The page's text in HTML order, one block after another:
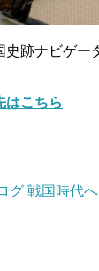
史跡ナビゲー
はこちら